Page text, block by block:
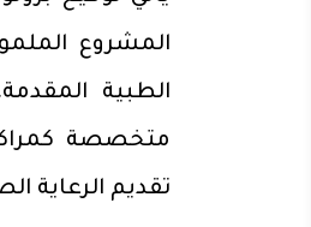
المشروع
متخصصة
تقديم الرعاية